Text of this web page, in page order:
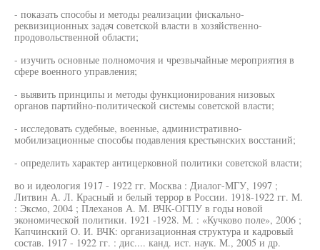
- показать способы и методы реализации фискально-
реквизиционных задач советской власти в хозяйственно-
продовольственной области;
- изучить основные полномочия и чрезвычайные мероприятия в
сфере военного управления;
- выявить принципы и методы функционирования низовых
органов партийно-политической системы советской власти;
- исследовать судебные, военные, административно-
мобилизационные способы подавления крестьянских восстаний;
- определить характер антицерковной политики советской власти;
во и идеология 1917 - 1922 гг. Москва : Диалог-МГУ, 1997 ;
Литвин А. Л. Красный и белый террор в России. 1918-1922 гг. M.
: Эксмо, 2004 ; Плеханов А. М. ВЧК-ОГПУ в годы новой
экономической политики. 1921 -1928. М. : «Кучково поле», 2006 ;
Капчинский О. И. ВЧК: организационная структура и кадровый
состав. 1917 - 1922 гг. : дис.... канд. ист. наук. М., 2005 и др.